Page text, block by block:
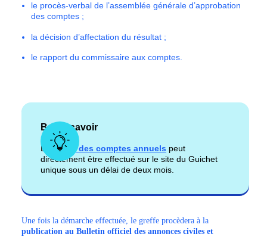
le procès-verbal de l’assemblée générale d’approbation
des comptes ;
la décision d’affectation du résultat ;
le rapport du commissaire aux comptes.
Bon à savoir
Le dépôt des comptes annuels peut
directement être effectué sur le site du Guichet
unique sous un délai de deux mois.
Une fois la démarche effectuée, le greffe procèdera à la
publication au Bulletin officiel des annonces civiles et